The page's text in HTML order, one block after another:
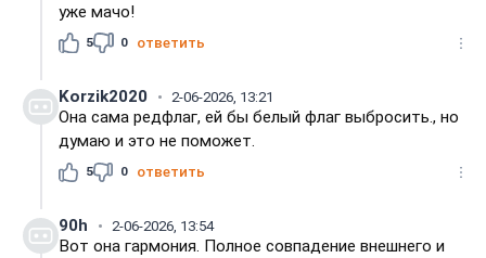
уже мачо!
5 0 ответить
Korzik2020 2-06-2026, 13:21
Она сама редфлаг, ей бы белый флаг выбросить., но
думаю и это не поможет.
5 0 ответить
90h 2-06-2026, 13:54
Вот она гармония. Полное совпадение внешнего и